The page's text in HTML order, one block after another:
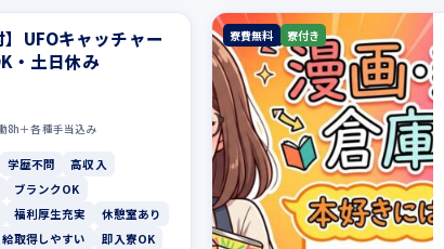
】UFOキャッチャー
・土日休み
8h＋各種手当込み
学歴不問
高収入
ブランクOK
福利厚生充実
休憩室あり
取得しやすい
即入寮OK
寮費無料 寮付き